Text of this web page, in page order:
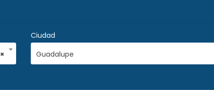
×
Ciudad
Guadalupe